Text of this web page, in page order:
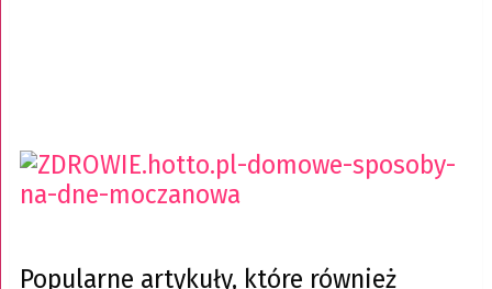
Popularne artykuły, które również